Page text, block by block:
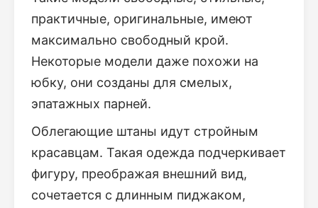
практичные, оригинальные, имеют
максимально свободный крой.
Некоторые модели даже похожи на
юбку, они созданы для смелых,
эпатажных парней.
Облегающие штаны идут стройным
красавцам. Такая одежда подчеркивает
фигуру, преображая внешний вид,
сочетается с длинным пиджаком,